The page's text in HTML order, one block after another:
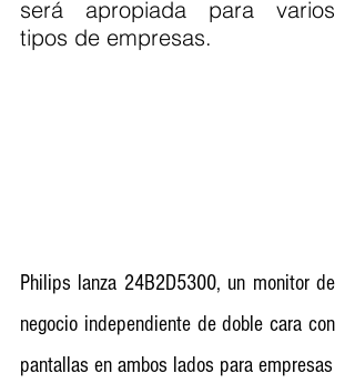
será apropiada para varios
tipos de empresas.
Philips lanza 24B2D5300, un monitor de
negocio independiente de doble cara con
pantallas en ambos lados para empresas